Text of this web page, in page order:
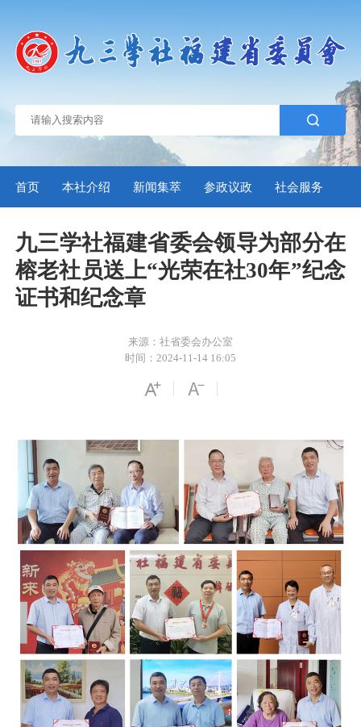
首页 本社介绍 新闻集萃 参政议政 社会服务
九三学社福建省委会领导为部分在
榕老社员送上“光荣在社30年”纪念
证书和纪念章
来源：社省委会办公室
时间：2024-11-14 16:05